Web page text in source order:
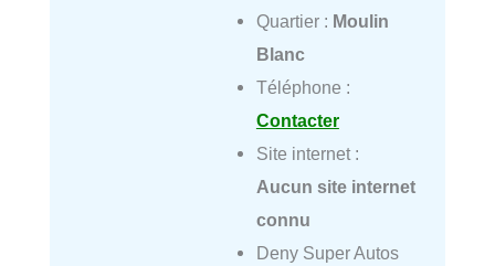
Quartier : Moulin
Blanc
Téléphone :
Contacter
Site internet :
Aucun site internet
connu
Deny Super Autos